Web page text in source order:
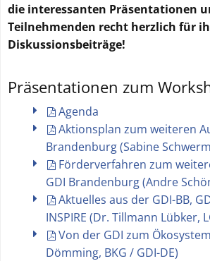
die interessanten Präsentationen
Teilnehmenden recht herzlich für
Diskussionsbeiträge!
Präsentationen zum
Agenda
Aktionsplan zum weiteren
Brandenburg (Sabine
Förderverfahren zum
GDI Brandenburg (Andre
Aktuelles aus der GDI-BB,
INSPIRE (Dr. Tillmann Lübker,
Von der GDI zum
Dömming, BKG / GDI-DE)